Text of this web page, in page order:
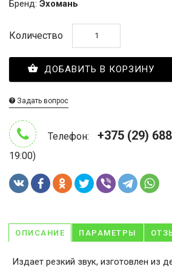
Бренд: Эхомань
Количество
ДОБАВИТЬ В КОРЗИНУ
Задать вопрос
Телефон: +375 (29)
19:00)
ОПИСАНИЕ ПАРАМЕТРЫ
Издает резкий звук, изготовлен из